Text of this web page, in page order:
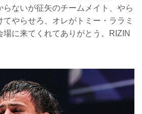
らないが征矢のチームメイト、やら
やらせろ、オレがトミー・ララミ
場に来てくれてありがとう。RIZIN